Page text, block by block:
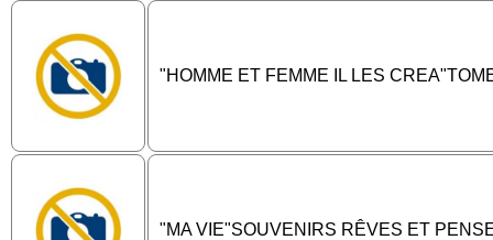
"HOMME ET FEMME IL LES
"MA VIE"SOUVENIRS RÊVES ET